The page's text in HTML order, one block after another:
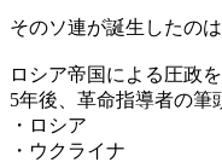
そのソ連が誕生したのは
ロシア帝国による圧政
5年後、革命指導者の筆
・ロシア
・ウクライナ